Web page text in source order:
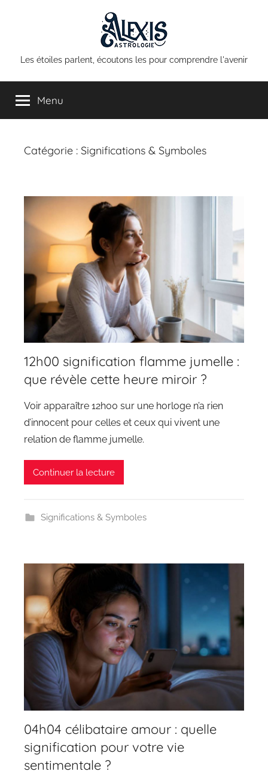
Alexis
Astrologie
Les étoiles parlent, écoutons les pour comprendre l'avenir
Menu
Catégorie : Significations & Symboles
12h00 signification flamme jumelle :
que révèle cette heure miroir ?
Voir apparaître 12h00 sur une horloge n’a rien
d’innocent pour celles et ceux qui vivent une
relation de flamme jumelle.
Continuer la lecture
Significations & Symboles
04h04 célibataire amour : quelle
signification pour votre vie
sentimentale ?